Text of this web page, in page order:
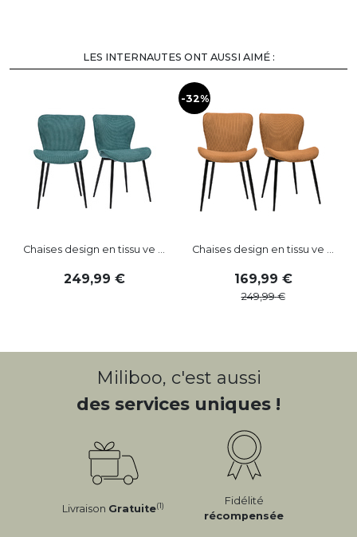
LES INTERNAUTES ONT AUSSI AIMÉ :
Chaises design en tissu ve ...
249,99
-32%
Chaises design en tissu ve ...
169,99
249,99
Miliboo, c'est aussi
des services uniques !
Livraison Gratuite(1)
Fidélité
récompensée